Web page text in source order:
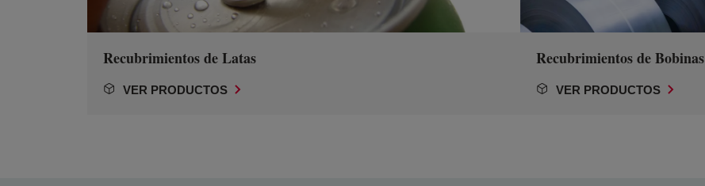
Recubrimientos de Latas
VER PRODUCTOS
Recubrimientos de Bobinas
VER PRODUCTOS